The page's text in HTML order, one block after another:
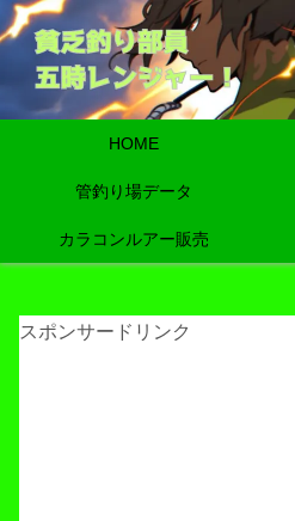
HOME
管釣り場データ
カラコンルアー販売
スポンサードリンク